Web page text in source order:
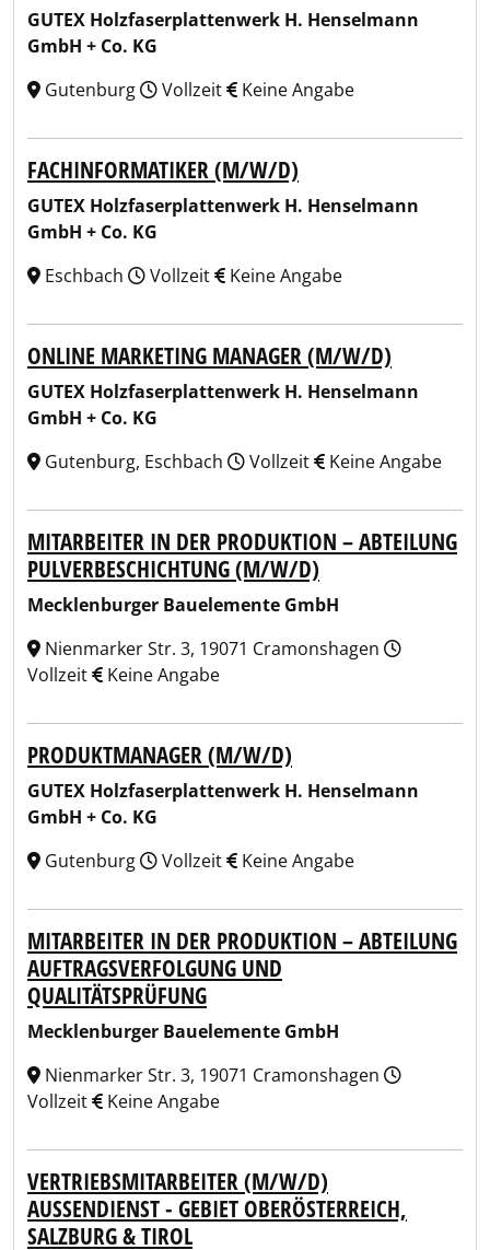
GUTEX Holzfaserplattenwerk H. Henselmann
GmbH + Co. KG
Gutenburg
Vollzeit Keine Angabe
FACHINFORMATIKER (M/W/D)
GUTEX Holzfaserplattenwerk H. Henselmann
GmbH + Co. KG
Eschbach
Vollzeit Keine Angabe
ONLINE MARKETING MANAGER (M/W/D)
GUTEX Holzfaserplattenwerk H. Henselmann
GmbH + Co. KG
Gutenburg, Eschbach
Vollzeit Keine Angabe
MITARBEITER IN DER PRODUKTION – ABTEILUNG
PULVERBESCHICHTUNG (M/W/D)
Mecklenburger Bauelemente GmbH
Nienmarker Str. 3, 19071 Cramonshagen
Vollzeit
Keine Angabe
PRODUKTMANAGER (M/W/D)
GUTEX Holzfaserplattenwerk H. Henselmann
GmbH + Co. KG
Gutenburg
Vollzeit Keine Angabe
MITARBEITER IN DER PRODUKTION – ABTEILUNG
AUFTRAGSVERFOLGUNG UND
QUALITÄTSPRÜFUNG
Mecklenburger Bauelemente GmbH
Nienmarker Str. 3, 19071 Cramonshagen
Vollzeit
Keine Angabe
VERTRIEBSMITARBEITER (M/W/D)
AUSSENDIENST - GEBIET OBERÖSTERREICH, S
ALZBURG & TIROL